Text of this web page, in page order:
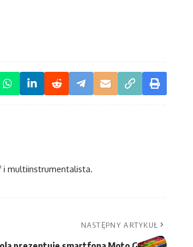
i multiinstrumentalista.
NASTĘPNY ARTYKUŁ